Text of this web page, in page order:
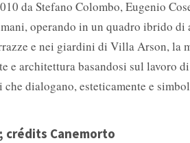
da Stefano Colombo, Eugenio
operando in un quadro ibrido
e nei giardini di Villa Arson, la
e architettura basandosi sul lavoro
dialogano, esteticamente e
crédits Canemorto